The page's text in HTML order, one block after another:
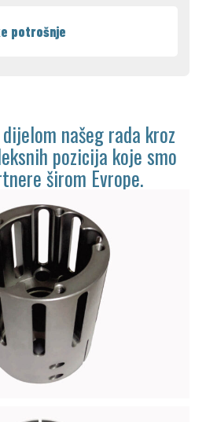
potrošnje
našeg rada kroz
pozicija koje smo
širom Evrope.